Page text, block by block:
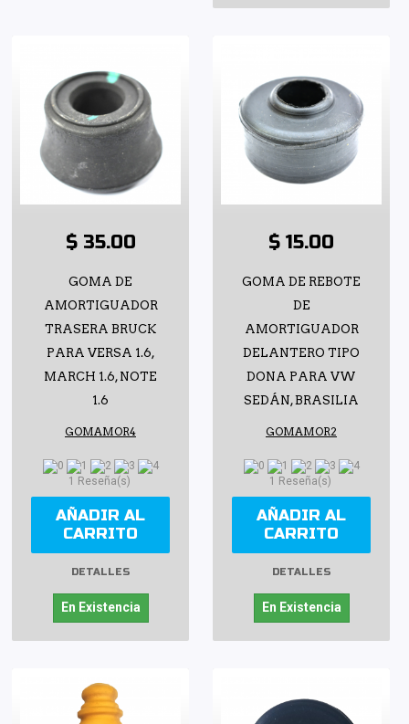
$ 35.00
GOMA DE
AMORTIGUADOR
TRASERA BRUCK
PARA VERSA 1.6,
MARCH 1.6, NOTE
1.6
GOMAMOR4
1 Reseña(s)
AÑADIR AL
CARRITO
DETALLES
En Existencia
$ 15.00
GOMA DE REBOTE
DE
AMORTIGUADOR
DELANTERO TIPO
DONA PARA VW
SEDÁN, BRASILIA
GOMAMOR2
1 Reseña(s)
AÑADIR AL
CARRITO
DETALLES
En Existencia